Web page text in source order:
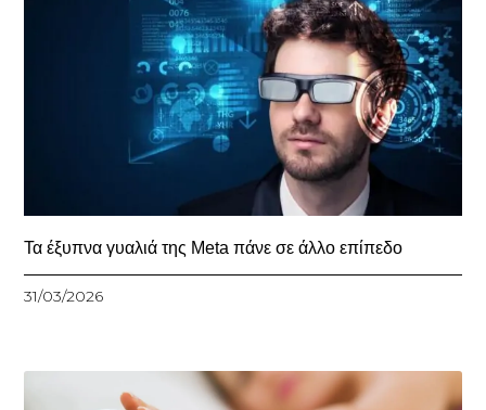
Τα έξυπνα γυαλιά της Meta πάνε σε άλλο επίπεδο
31/03/2026